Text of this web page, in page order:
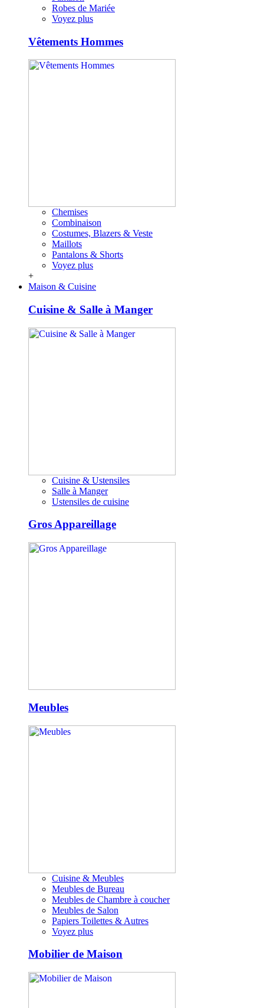
Robes de Mariée
Voyez plus
Vêtements Hommes
Chemises
Combinaison
Costumes, Blazers & Veste
Maillots
Pantalons & Shorts
Voyez plus
+
Maison & Cuisine
Cuisine & Salle à Manger
Cuisine & Ustensiles
Salle à Manger
Ustensiles de cuisine
Gros Appareillage
Meubles
Cuisine & Meubles
Meubles de Bureau
Meubles de Chambre à coucher
Meubles de Salon
Papiers Toilettes & Autres
Voyez plus
Mobilier de Maison